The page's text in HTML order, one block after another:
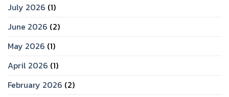
July 2026 (1)
June 2026 (2)
May 2026 (1)
April 2026 (1)
February 2026 (2)